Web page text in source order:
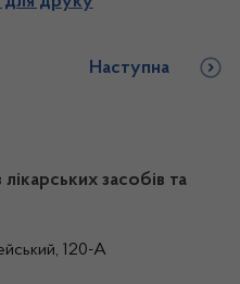
Наступна
засобів та
120-А